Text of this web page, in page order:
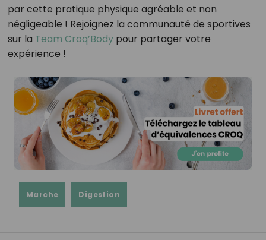
par cette pratique physique agréable et non
négligeable ! Rejoignez la communauté de sportives
sur la Team Croq’Bodypour partager votre
expérience !
Marche Digestion